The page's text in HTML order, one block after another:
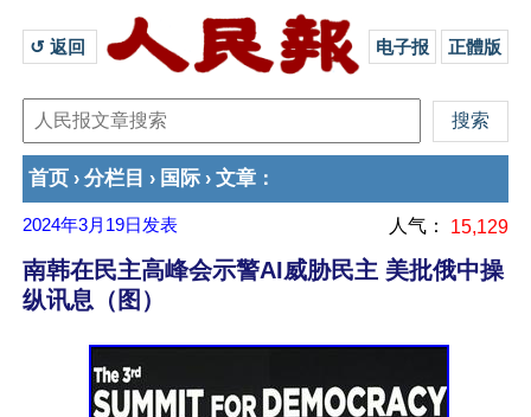
↺ 返回 电子报 正體版
首页 › 分栏目 › 国际 › 文章 ：
2024年3月19日 发表 人气： 15,129
南韩在民主高峰会示警AI威胁民主 美批俄中操
纵讯息（图）